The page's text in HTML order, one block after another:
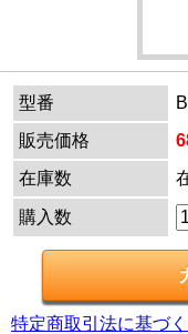
型番
販売価格
在庫数
購入数
特定商取引法に基づ